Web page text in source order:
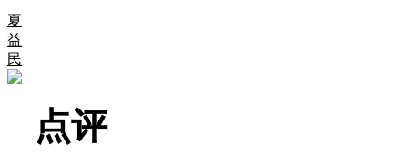
夏
益
民
点评